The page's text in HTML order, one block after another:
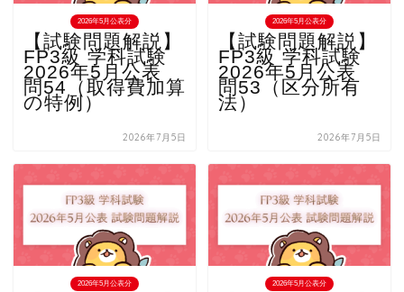
2026年5月公表分
【試験問題解説】
FP3級 学科試験
2026年5月公表
問54（取得費加算
の特例）
2026年7月5日
2026年5月公表分
【試験問題解説】
FP3級 学科試験
2026年5月公表
問53（区分所有
法）
2026年7月5日
2026年5月公表分 2026年5月公表分